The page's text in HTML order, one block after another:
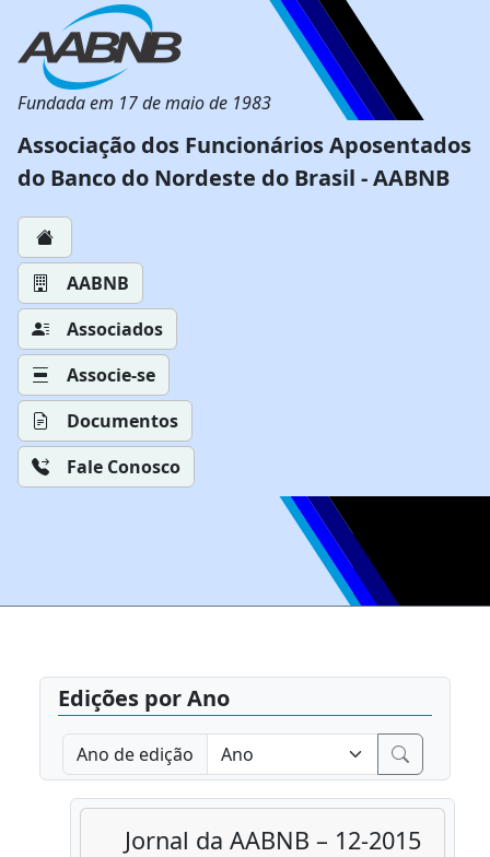
Fundada em 17 de maio de 1983
Associação dos Funcionários Aposentados
do Banco do Nordeste do Brasil - AABNB
AABNB
Associados
Associe-se
Documentos
Fale Conosco
Edições por Ano
Ano de edição
Jornal da AABNB – 12-2015